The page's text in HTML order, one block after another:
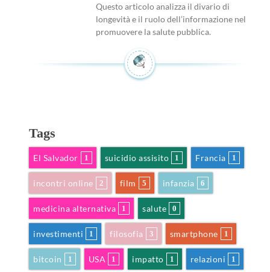
Questo articolo analizza il divario di
longevità e il ruolo dell’informazione nel
promuovere la salute pubblica.
Tags
El Salvador 1 suicidio assisito 1 Francia 1
incontri online 2 film 5 infanzia 6
medicina alternativa 1 salute 0
investimenti 1 filosofia 3 smartphone 1
bitcoin 1 USA 1 impatto 1 relazioni 1